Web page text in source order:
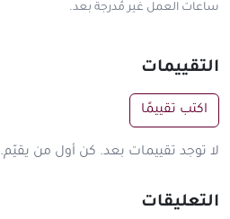
ساعات العمل غير مُدرجة بعد.
التقييمات
اكتب تقييمًا
لا توجد تقييمات بعد. كن أول من يقيّم.
التعليقات